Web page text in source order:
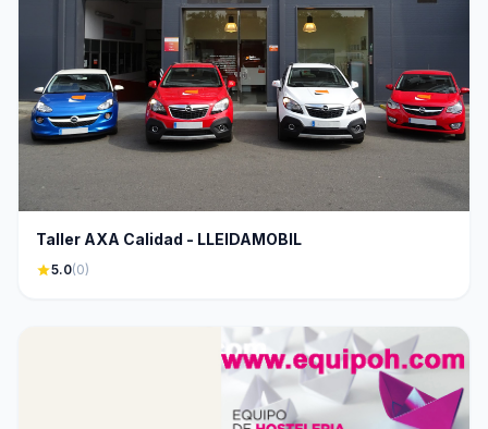
Taller AXA Calidad - LLEIDAMOBIL
star5.0(0)